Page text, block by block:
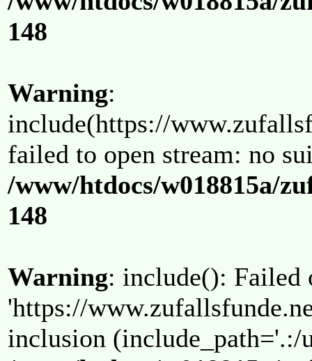
148
Warning:
include(https://
failed to open stream: no
/www/htdocs/w018815a/
148
Warning: include(): Failed
'https://
inclusion (include_path='.:/